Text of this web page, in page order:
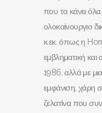
που τα κάνει
ολοκαίνουργιο
κ.εκ. όπως η
εμβληματική
1986, αλλά με
εμφάνιση, χάρη
ζελατίνα που